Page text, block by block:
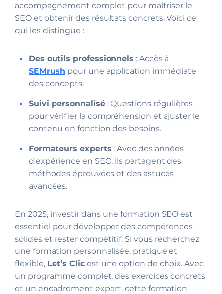
accompagnement complet pour maîtriser le
SEO et obtenir des résultats concrets. Voici ce
qui les distingue :
Des outils professionnels : Accès à
SEMrush pour une application immédiate
des concepts.
Suivi personnalisé : Questions régulières
pour vérifier la compréhension et ajuster le
contenu en fonction des besoins.
Formateurs experts : Avec des années
d’expérience en SEO, ils partagent des
méthodes éprouvées et des astuces
avancées.
En 2025, investir dans une formation SEO est
essentiel pour développer des compétences
solides et rester compétitif. Si vous recherchez
une formation personnalisée, pratique et
flexible, Let’s Clic est une option de choix. Avec
un programme complet, des exercices concrets
et un encadrement expert, cette formation